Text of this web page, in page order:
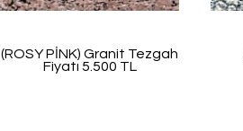
(ROSY PİNK) Granit Tezgah
Fiyatı 5.500 TL